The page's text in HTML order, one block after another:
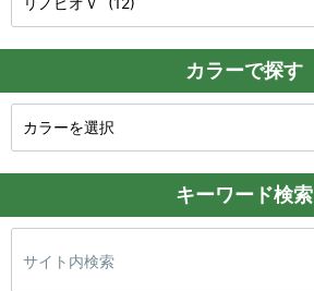
カラーで探す
キーワード検索
索: